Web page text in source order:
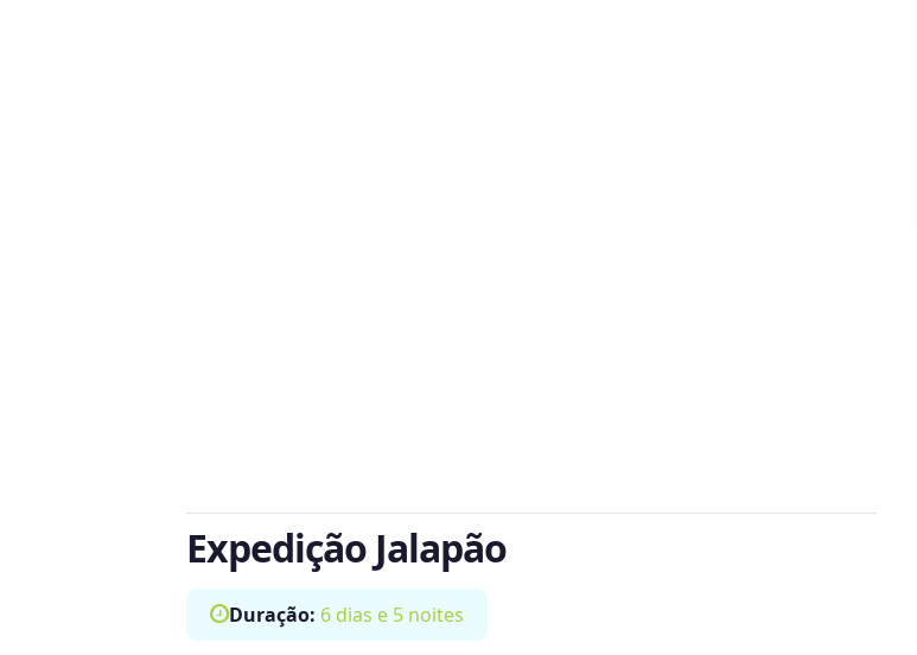
Expedição Jalapão
Duração: 6 dias e 5 noites